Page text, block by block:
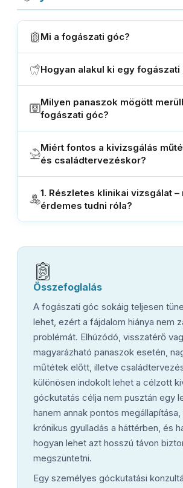
Mi a fogászati góc?
Hogyan alakul ki egy fogászati
Milyen panaszok mögött
fogászati góc?
Miért fontos a kivizsgálás
és családtervezéskor?
1. Részletes klinikai vizsgálat –
érdemes tudni róla?
Összefoglalás
A fogászati góc sokáig teljesen
lehet, ezért a fájdalom hiánya nem
problémát. Elhúzódó, visszatérő
magyarázható panaszok esetén,
műtétek előtt, illetve
különösen indokolt lehet a célzott
góckutatás célja nem pusztán egy
hanem annak pontos
krónikus gyulladás a háttérben, és
hogyan lehet azt hosszú távon
megszüntetni.
Egy személyes góckutatási